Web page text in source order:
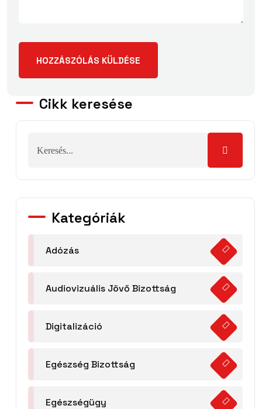
Cikk keresése
Kategóriák
Adózás
Audiovizuális Jövő Bizottság
Digitalizáció
Egészség Bizottság
Egészségügy